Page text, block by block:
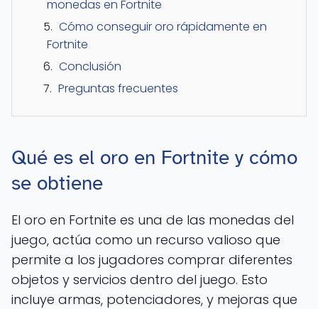
monedas en Fortnite
Cómo conseguir oro rápidamente en
Fortnite
Conclusión
Preguntas frecuentes
Qué es el oro en Fortnite y cómo
se obtiene
El oro en Fortnite es una de las monedas del
juego, actúa como un recurso valioso que
permite a los jugadores comprar diferentes
objetos y servicios dentro del juego. Esto
incluye armas, potenciadores, y mejoras que